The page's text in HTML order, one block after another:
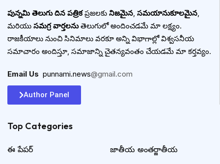
పున్నమి తెలుగు దిన పత్రికప్రజలకు నిజమైన, సమయానుకూలమైన,
మరియు సమగ్ర వార్తలనుతెలుగులో అందించడమే మా లక్ష్యం.
రాజకీయాలు నుంచి సినిమాలు వరకూ అన్ని విభాగాల్లో విశ్వసనీయ
సమాచారం అందిస్తూ, సమాజాన్ని చైతన్యవంతం చేయడమే మా కర్తవ్యం.
Email Us punnami.news@gmail.com
Author Panel
Top Categories​
ఈ పేపర్ జాతీయ అంతర్జాతీయ